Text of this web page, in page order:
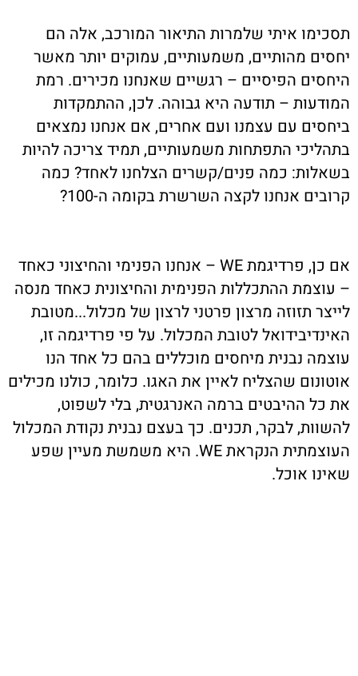
תסכימו איתי שלמרות התיאור המורכב, אלה הם
יחסים מהותיים, משמעותיים, עמוקים יותר מאשר
היחסים הפיסיים – רגשיים שאנחנו מכירים. רמת
המודעות – תודעה היא גבוהה. לכן, ההתמקדות
ביחסים עם עצמנו ועם אחרים, אם אנחנו נמצאים
בתהליכי התפתחות משמעותיים, תמיד צריכה להיות
בשאלות: כמה פנים/קשרים הצלחנו לאחד? כמה
קרובים אנחנו לקצה השרשרת בקומה ה-100?
אם כן, פרדיגמת WE – אנחנו הפנימי והחיצוני כאחד
– עוצמת ההתכללות הפנימית והחיצונית כאחד מנסה
לייצר תזוזה מרצון פרטני לרצון של מכלול...מטובת
האינדיבידואל לטובת המכלול. על פי פרדיגמה זו,
עוצמה נבנית מיחסים מוכללים בהם כל אחד הנו
אוטונום שהצליח לאיין את האגו. כלומר, כולנו מכילים
את כל ההיבטים ברמה האנרגטית, בלי לשפוט,
להשוות, לבקר, תכנים. כך בעצם נבנית נקודת המכלול
העוצמתית הנקראת WE. היא משמשת מעיין שפע
שאינו אוכל.